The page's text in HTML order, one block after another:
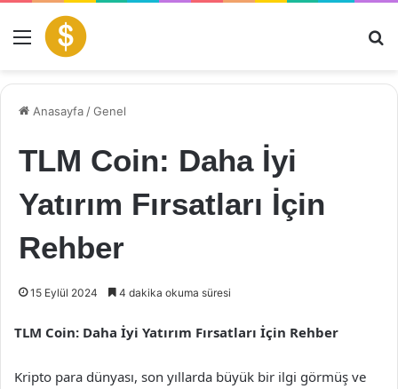
Menü
Anasayfa /Genel
TLM Coin: Daha İyi
Yatırım Fırsatları İçin
Rehber
15 Eylül 2024 4 dakika okuma süresi
TLM Coin: Daha İyi Yatırım Fırsatları İçin Rehber
Kripto para dünyası, son yıllarda büyük bir ilgi görmüş ve